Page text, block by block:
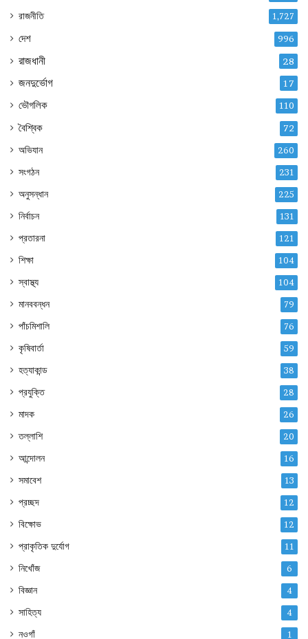
রাজনীতি 1,727
দেশ 996
রাজধানী 28
জনদুর্ভোগ 17
ভৌগলিক 110
বৈশ্বিক 72
অভিযান 260
সংগঠন 231
অনুসন্ধান 225
নির্বাচন 131
প্রতারনা 121
শিক্ষা 104
স্বাস্থ্য 104
মানববন্ধন 79
পাঁচমিশালি 76
কৃষিবার্তা 59
হত্যাকান্ড 38
প্রযুক্তি 28
মাদক 26
তল্লাশি 20
আন্দোলন 16
সমাবেশ 13
প্রচ্ছদ 12
বিক্ষোভ 12
প্রাকৃতিক দুর্যোগ 11
নিখোঁজ 6
বিজ্ঞান 4
সাহিত্য 4
নওগাঁ 1